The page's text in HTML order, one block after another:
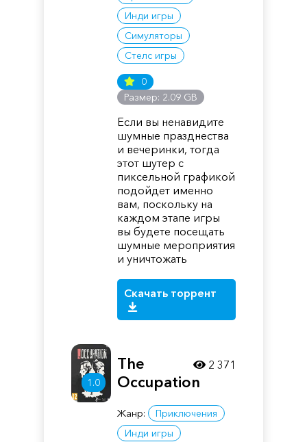
Инди игры
Симуляторы
Стелс игры
0
Размер: 2.09 GB
Если вы ненавидите
шумные празднества
и вечеринки, тогда
этот шутер с
пиксельной графикой
подойдет именно
вам, поскольку на
каждом этапе игры
вы будете посещать
шумные мероприятия
и уничтожать
Скачать торрент
1.0
The
Occupation
Жанр:
Приключения
Инди игры
2 371